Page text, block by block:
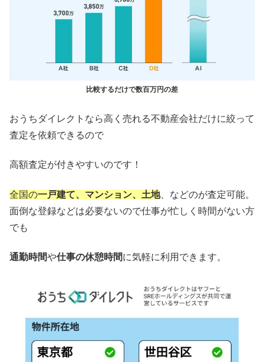
比較するだけで数百万円の差
おうちダイレクトなら高く売れる不動産会社だけに絞って
査定を依頼できるので
高額査定が付きやすいのです！
全国の一戸建て、マンション、土地、などのが査定可能。
面倒な登録などは必要ないので仕事が忙しく時間がない方
でも
通勤時間や仕事の休憩時間に気軽に利用できます。